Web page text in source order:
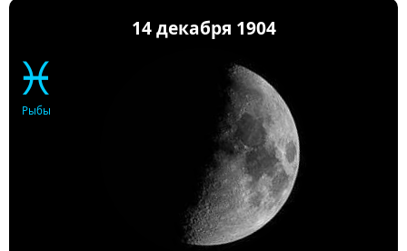
14 декабря 1904
♓
Рыбы